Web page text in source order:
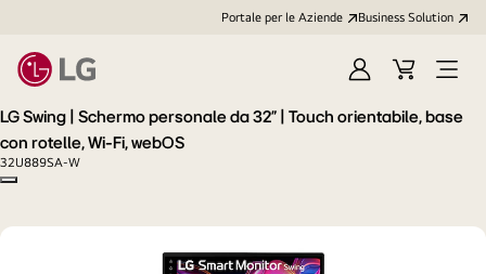
Portale per le Aziende Business Solution
AccediCart
Open
LG Swing | Schermo personale da 32" | Touch orientabile, base
con rotelle, Wi-Fi, webOS
32U889SA-W
Copy model name